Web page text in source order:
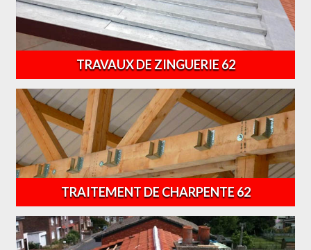
TRAVAUX DE ZINGUERIE 62
TRAITEMENT DE CHARPENTE 62